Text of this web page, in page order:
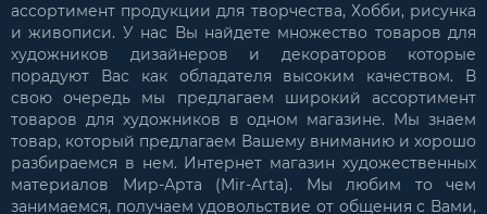
ассортимент продукции для творчества, Хобби, рисунка
и живописи. У нас Вы найдете множество товаров для
художников дизайнеров и декораторов которые
порадуют Вас как обладателя высоким качеством. В
свою очередь мы предлагаем широкий ассортимент
товаров для художников в одном магазине. Мы знаем
товар, который предлагаем Вашему вниманию и хорошо
разбираемся в нем. Интернет магазин художественных
материалов Мир-Арта (Mir-Arta). Мы любим то чем
занимаемся, получаем удовольствие от общения с Вами,